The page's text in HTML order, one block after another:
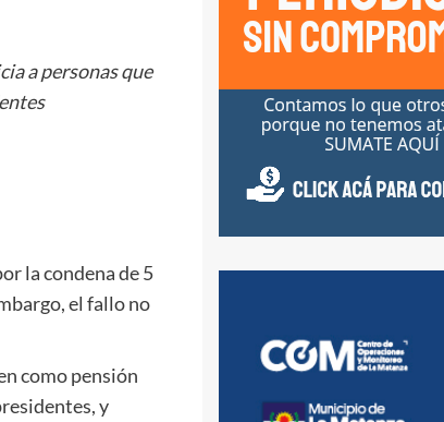
a personas que
la condena de 5
el fallo no
como pensión
y